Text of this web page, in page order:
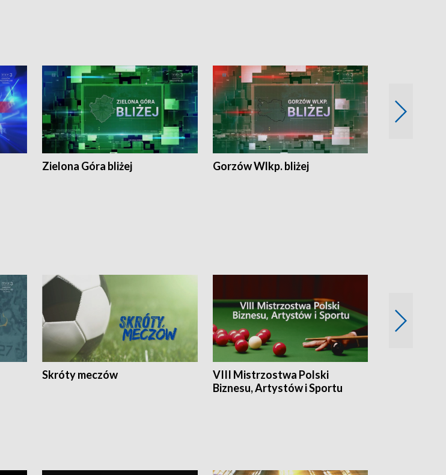
Zielona Góra bliżej Gorzów Wlkp. bliżej
Skróty meczów
VIII Mistrzostwa Polski
Biznesu, Artystów i Sportu